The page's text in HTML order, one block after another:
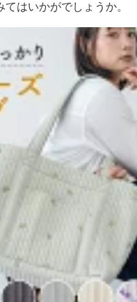
はいかがでしょうか。